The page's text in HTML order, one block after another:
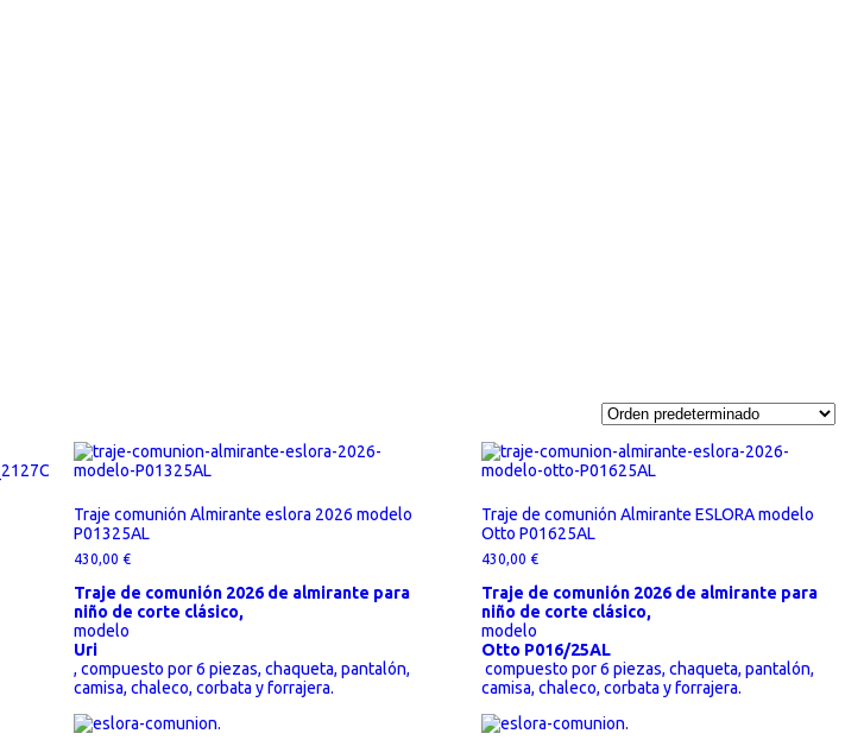
Traje comunión Almirante eslora 2026 modelo
P01325AL
430,00 €
Traje de comunión 2026 de almirante para
niño de corte clásico,
modelo
Uri
, compuesto por 6 piezas, chaqueta, pantalón,
camisa, chaleco, corbata y forrajera.
Traje de comunión Almirante ESLORA modelo
Otto P01625AL
430,00 €
Traje de comunión 2026 de almirante para
niño de corte clásico,
modelo
Otto P016/25AL
compuesto por 6 piezas, chaqueta, pantalón,
camisa, chaleco, corbata y forrajera.